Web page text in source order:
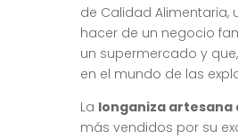
de Calidad
hacer de un negocio
un supermercado y
en el mundo de las
La longaniza
más vendidos por su